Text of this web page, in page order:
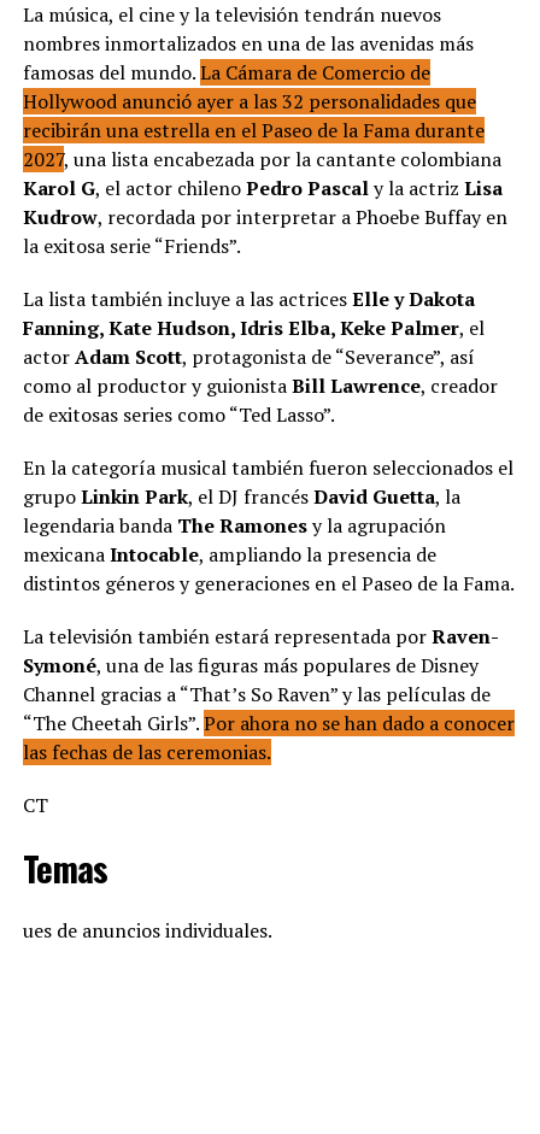
La música, el cine y la televisión tendrán nuevos
nombres inmortalizados en una de las avenidas más
famosas del mundo.La Cámara de Comercio de
Hollywood anunció ayer a las 32 personalidades que
recibirán una estrella en el Paseo de la Fama durante
2027, una lista encabezada por la cantante colombiana
Karol G, el actor chilenoPedro Pascaly la actriz Lisa
Kudrow, recordada por interpretar a Phoebe Buffay en
la exitosa serie “Friends”.
La lista también incluye a las actricesElle y Dakota
Fanning, Kate Hudson, Idris Elba, Keke Palmer, el
actorAdam Scott, protagonista de “Severance”, así
como al productor y guionistaBill Lawrence, creador
de exitosas series como “Ted Lasso”.
En la categoría musical también fueron seleccionados el
grupoLinkin Park, el DJ francésDavid Guetta, la
legendaria banda The Ramonesy la agrupación
mexicanaIntocable, ampliando la presencia de
distintos géneros y generaciones en el Paseo de la Fama.
La televisión también estará representada porRaven-
Symoné, una de las figuras más populares de Disney
Channel gracias a “That’s So Raven” y las películas de
“The Cheetah Girls”.Por ahora no se han dado a conocer
las fechas de las ceremonias.
CT
Temas
ues de anuncios individuales.